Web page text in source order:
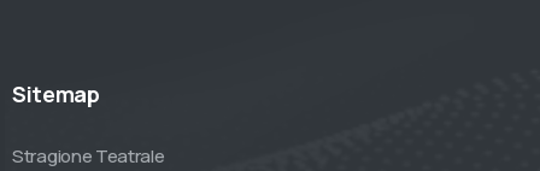
Sitemap
Stragione Teatrale